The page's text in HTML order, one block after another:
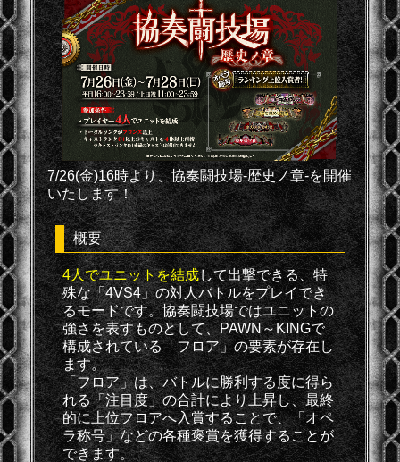
7/26(金)16時より、協奏闘技場-歴史ノ章-を開催
いたします！
概要
4人でユニットを結成して出撃できる、特
殊な「4VS4」の対人バトルをプレイでき
るモードです。協奏闘技場ではユニットの
強さを表すものとして、PAWN～KINGで
構成されている「フロア」の要素が存在し
ます。
「フロア」は、バトルに勝利する度に得ら
れる「注目度」の合計により上昇し、最終
的に上位フロアへ入賞することで、「オペ
ラ称号」などの各種褒賞を獲得することが
できます。